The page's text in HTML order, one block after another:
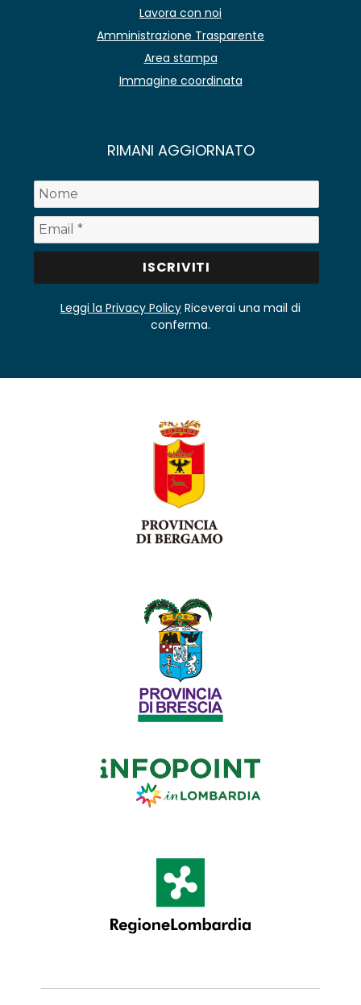
Lavora con noi
Amministrazione Trasparente
Area stampa
Immagine coordinata
RIMANI AGGIORNATO
Leggi la Privacy Policy Riceverai una mail di
conferma.